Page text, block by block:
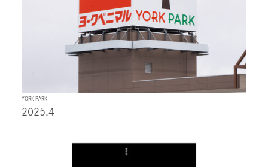
YORK PARK
2025.4